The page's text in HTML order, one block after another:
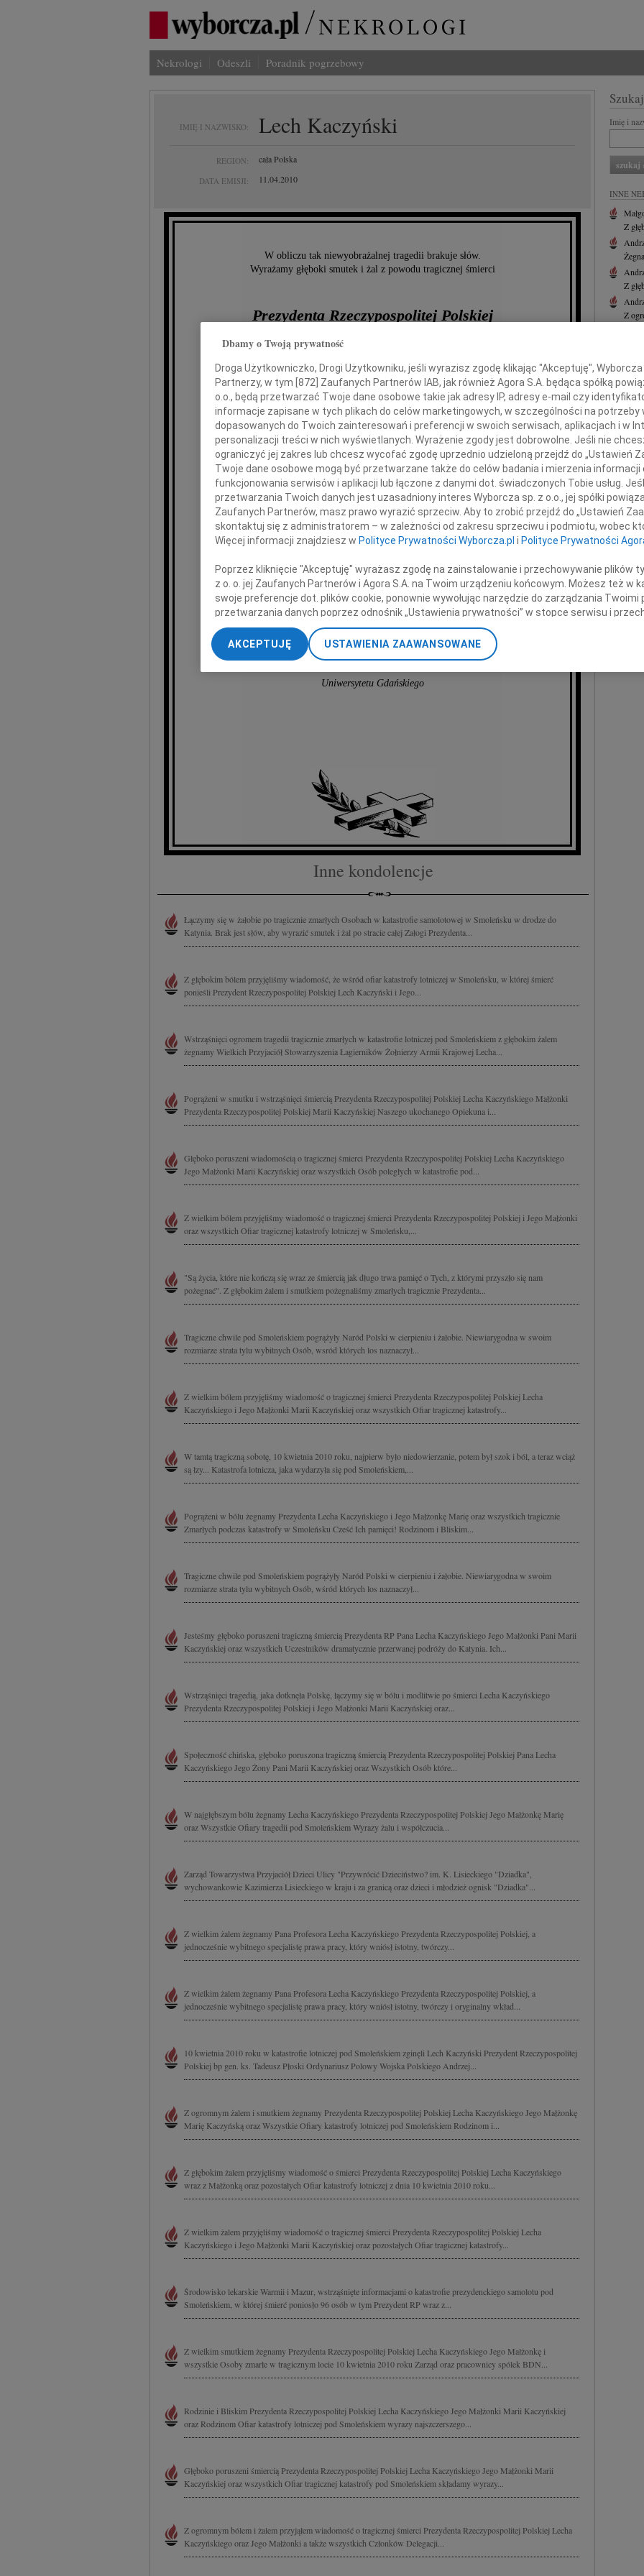
Nekrologi Odeszli Poradnik pogrzebowy
IMIĘ I NAZWISKO: Lech Kaczyński
REGION: cała Polska
DATA EMISJI: 11.04.2010
W obliczu tak niewyobrażalnej tragedii brakuje słów.
Wyrażamy głęboki smutek i żal z powodu tragicznej śmierci
Prezydenta Rzeczypospolitej Polskiej
Lecha Kaczyńskiego
oraz Jego Małżonki
Marii Kaczyńskiej
i Wszystkich Osób,
które zginęły w katastrofie samolotu,
lecącego na uroczystości w Katyniu.
Składamy kondolencje
Ich Rodzinom,
Bliskim i Przyjaciołom
Rektor, Senat i społeczność akademicka
Uniwersytetu Gdańskiego
Inne kondolencje
Łączymy się w żałobie po tragicznie zmarłych Osobach w katastrofie samolotowej w Smoleńsku w drodze do
Katynia. Brak jest słów, aby wyrazić smutek i żal po stracie całej Załogi Prezydenta...
Z głębokim bólem przyjęliśmy wiadomość, że wśród ofiar katastrofy lotniczej w Smoleńsku, w której śmierć
ponieśli Prezydent Rzeczypospolitej Polskiej Lech Kaczyński i Jego...
Wstrząśnięci ogromem tragedii tragicznie zmarłych w katastrofie lotniczej pod Smoleńskiem z głębokim żalem
żegnamy Wielkich Przyjaciół Stowarzyszenia Łagierników Żołnierzy Armii Krajowej Lecha...
Pogrążeni w smutku i wstrząśnięci śmiercią Prezydenta Rzeczypospolitej Polskiej Lecha Kaczyńskiego Małżonki
Prezydenta Rzeczypospolitej Polskiej Marii Kaczyńskiej Naszego ukochanego Opiekuna i...
Głęboko poruszeni wiadomością o tragicznej śmierci Prezydenta Rzeczypospolitej Polskiej Lecha Kaczyńskiego
Jego Małżonki Marii Kaczyńskiej oraz wszystkich Osób poległych w katastrofie pod...
Z wielkim bólem przyjęliśmy wiadomość o tragicznej śmierci Prezydenta Rzeczypospolitej Polskiej i Jego Małżonki
oraz wszystkich Ofiar tragicznej katastrofy lotniczej w Smoleńsku,...
"Są życia, które nie kończą się wraz ze śmiercią jak długo trwa pamięć o Tych, z którymi przyszło się nam
pożegnać". Z głębokim żalem i smutkiem pożegnaliśmy zmarłych tragicznie Prezydenta...
Tragiczne chwile pod Smoleńskiem pogrążyły Naród Polski w cierpieniu i żałobie. Niewiarygodna w swoim
rozmiarze strata tylu wybitnych Osób, wsród których los naznaczył...
Z wielkim bólem przyjęliśmy wiadomość o tragicznej śmierci Prezydenta Rzeczypospolitej Polskiej Lecha
Kaczyńskiego i Jego Małżonki Marii Kaczyńskiej oraz wszystkich Ofiar tragicznej katastrofy...
W tamtą tragiczną sobotę, 10 kwietnia 2010 roku, najpierw było niedowierzanie, potem był szok i ból, a teraz wciąż
są łzy... Katastrofa lotnicza, jaka wydarzyła się pod Smoleńskiem,...
Pogrążeni w bólu żegnamy Prezydenta Lecha Kaczyńskiego i Jego Małżonkę Marię oraz wszystkich tragicznie
Zmarłych podczas katastrofy w Smoleńsku Cześć Ich pamięci! Rodzinom i Bliskim...
Tragiczne chwile pod Smoleńskiem pogrążyły Naród Polski w cierpieniu i żałobie. Niewiarygodna w swoim
rozmiarze strata tylu wybitnych Osób, wśród których los naznaczył...
Jesteśmy głęboko poruszeni tragiczną śmiercią Prezydenta RP Pana Lecha Kaczyńskiego Jego Małżonki Pani Marii
Kaczyńskiej oraz wszystkich Uczestników dramatycznie przerwanej podróży do Katynia. Ich...
Wstrząśnięci tragedią, jaka dotknęła Polskę, łączymy się w bólu i modlitwie po śmierci Lecha Kaczyńskiego
Prezydenta Rzeczypospolitej Polskiej i Jego Małżonki Marii Kaczyńskiej oraz...
Społeczność chińska, głęboko poruszona tragiczną śmiercią Prezydenta Rzeczypospolitej Polskiej Pana Lecha
Kaczyńskiego Jego Żony Pani Marii Kaczyńskiej oraz Wszystkich Osób które...
W najgłębszym bólu żegnamy Lecha Kaczyńskiego Prezydenta Rzeczypospolitej Polskiej Jego Małżonkę Marię
oraz Wszystkie Ofiary tragedii pod Smoleńskiem Wyrazy żalu i współczucia...
Zarząd Towarzystwa Przyjaciół Dzieci Ulicy "Przywrócić Dzieciństwo? im. K. Lisieckiego "Dziadka",
wychowankowie Kazimierza Lisieckiego w kraju i za granicą oraz dzieci i młodzież ognisk "Dziadka"...
Z wielkim żalem żegnamy Pana Profesora Lecha Kaczyńskiego Prezydenta Rzeczypospolitej Polskiej, a
jednocześnie wybitnego specjalistę prawa pracy, który wniósł istotny, twórczy...
Z wielkim żalem żegnamy Pana Profesora Lecha Kaczyńskiego Prezydenta Rzeczypospolitej Polskiej, a
jednocześnie wybitnego specjalistę prawa pracy, który wniósł istotny, twórczy i oryginalny wkład...
10 kwietnia 2010 roku w katastrofie lotniczej pod Smoleńskiem zginęli Lech Kaczyński Prezydent Rzeczypospolitej
Polskiej bp gen. ks. Tadeusz Płoski Ordynariusz Polowy Wojska Polskiego Andrzej...
Z ogromnym żalem i smutkiem żegnamy Prezydenta Rzeczypospolitej Polskiej Lecha Kaczyńskiego Jego Małżonkę
Marię Kaczyńską oraz Wszystkie Ofiary katastrofy lotniczej pod Smoleńskiem Rodzinom i...
Z głębokim żalem przyjęliśmy wiadomość o śmierci Prezydenta Rzeczypospolitej Polskiej Lecha Kaczyńskiego
wraz z Małżonką oraz pozostałych Ofiar katastrofy lotniczej z dnia 10 kwietnia 2010 roku...
Z wielkim żalem przyjęliśmy wiadomość o tragicznej śmierci Prezydenta Rzeczypospolitej Polskiej Lecha
Kaczyńskiego i Jego Małżonki Marii Kaczyńskiej oraz pozostałych Ofiar tragicznej katastrofy...
Środowisko lekarskie Warmii i Mazur, wstrząśnięte informacjami o katastrofie prezydenckiego samolotu pod
Smoleńskiem, w której śmierć poniosło 96 osób w tym Prezydent RP wraz z...
Z wielkim smutkiem żegnamy Prezydenta Rzeczypospolitej Polskiej Lecha Kaczyńskiego Jego Małżonkę i
wszystkie Osoby zmarłe w tragicznym locie 10 kwietnia 2010 roku Zarząd oraz pracownicy spólek BDN...
Rodzinie i Bliskim Prezydenta Rzeczypospolitej Polskiej Lecha Kaczyńskiego Jego Małżonki Marii Kaczyńskiej
oraz Rodzinom Ofiar katastrofy lotniczej pod Smoleńskiem wyrazy najszczerszego...
Głęboko poruszeni śmiercią Prezydenta Rzeczypospolitej Polskiej Lecha Kaczyńskiego Jego Małżonki Marii
Kaczyńskiej oraz wszystkich Ofiar tragicznej katastrofy pod Smoleńskiem składamy wyrazy...
Z ogromnym bólem i żalem przyjąłem wiadomość o tragicznej śmierci Prezydenta Rzeczypospolitej Polskiej Lecha
Kaczyńskiego oraz Jego Małżonki a także wszystkich Członków Delegacji...
Imię i
INNE
Z
Z
Z
Z
Dbamy o Twoją prywatność
Droga Użytkowniczko, Drogi Użytkowniku, jeśli wyrazisz zgodę klikając "Akceptuję",
Partnerzy, w tym [ 872 ] Zaufanych Partnerów IAB, jak również Agora S.A. będąca spółką
o.o., będą przetwarzać Twoje dane osobowe takie jak adresy IP, adresy e-mail czy
informacje zapisane w tych plikach do celów marketingowych, w szczególności na potrzeby
dopasowanych do Twoich zainteresowań i preferencji w swoich serwisach, aplikacjach i w
personalizacji treści w nich wyświetlanych. Wyrażenie zgody jest dobrowolne. Jeśli nie
ograniczyć jej zakres lub chcesz wycofać zgodę uprzednio udzieloną przejdź do „Ustawień
Twoje dane osobowe mogą być przetwarzane także do celów badania i mierzenia
funkcjonowania serwisów i aplikacji lub łączone z danymi dot. świadczonych Tobie usług.
przetwarzania Twoich danych jest uzasadniony interes Wyborcza sp. z o.o., jej spółki
Zaufanych Partnerów, masz prawo wyrazić sprzeciw. Aby to zrobić przejdź do „Ustawień
skontaktuj się z administratorem – w zależności od zakresu sprzeciwu i podmiotu, wobec
Więcej informacji znajdziesz w Polityce Prywatności Wyborcza.pl i Polityce Prywatności
Poprzez kliknięcie "Akceptuję" wyrażasz zgodę na zainstalowanie i przechowywanie plików
z o. o. jej Zaufanych Partnerów i Agora S.A. na Twoim urządzeniu końcowym. Możesz też w
swoje preferencje dot. plików cookie, ponownie wywołując narzędzie do zarządzania Twoimi
przetwarzania danych poprzez odnośnik „Ustawienia prywatności” w stopce serwisu i
„Ustawienia zaawansowane”. Zmiana ustawień plików cookie możliwa jest także za pomocą
My, nasi Zaufani Partnerzy i Agora S.A. możemy przetwarzać dane osobowe w
dokładnych danych geolokalizacyjnych. Aktywne skanowanie charakterystyki urządzenia do
Przechowywanie informacji na urządzeniu lub dostęp do nich. Spersonalizowane reklamy i
USTAWIENIA ZAAWANSOWANE
AKCEPTUJĘ